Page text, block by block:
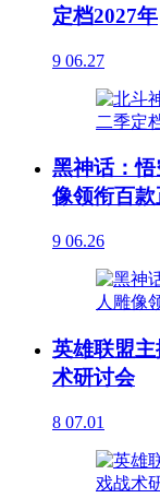
定档2027年
9 06.27
黑神话：
像领衔百
9 06.26
英雄联盟
术研讨会
8 07.01